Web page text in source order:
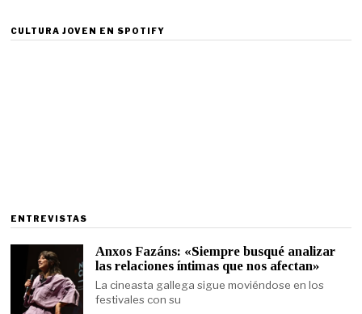
CULTURA JOVEN EN SPOTIFY
ENTREVISTAS
Anxos Fazáns: «Siempre busqué analizar
las relaciones íntimas que nos afectan»
La cineasta gallega sigue moviéndose en los
festivales con su